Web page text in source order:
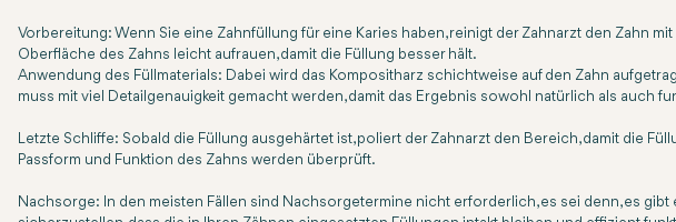
Vorbereitung: Wenn Sie eine Zahnfüllung für eine Karies haben, reinigt der Zahnarzt den Zahn
Oberfläche des Zahns leicht aufrauen, damit die Füllung besser hält.
Anwendung des Füllmaterials: Dabei wird das Kompositharz schichtweise auf den Zahn
muss mit viel Detailgenauigkeit gemacht werden, damit das Ergebnis sowohl natürlich als auch
Letzte Schliffe: Sobald die Füllung ausgehärtet ist, poliert der Zahnarzt den Bereich, damit die
Passform und Funktion des Zahns werden überprüft.
Nachsorge: In den meisten Fällen sind Nachsorgetermine nicht erforderlich, es sei denn, es